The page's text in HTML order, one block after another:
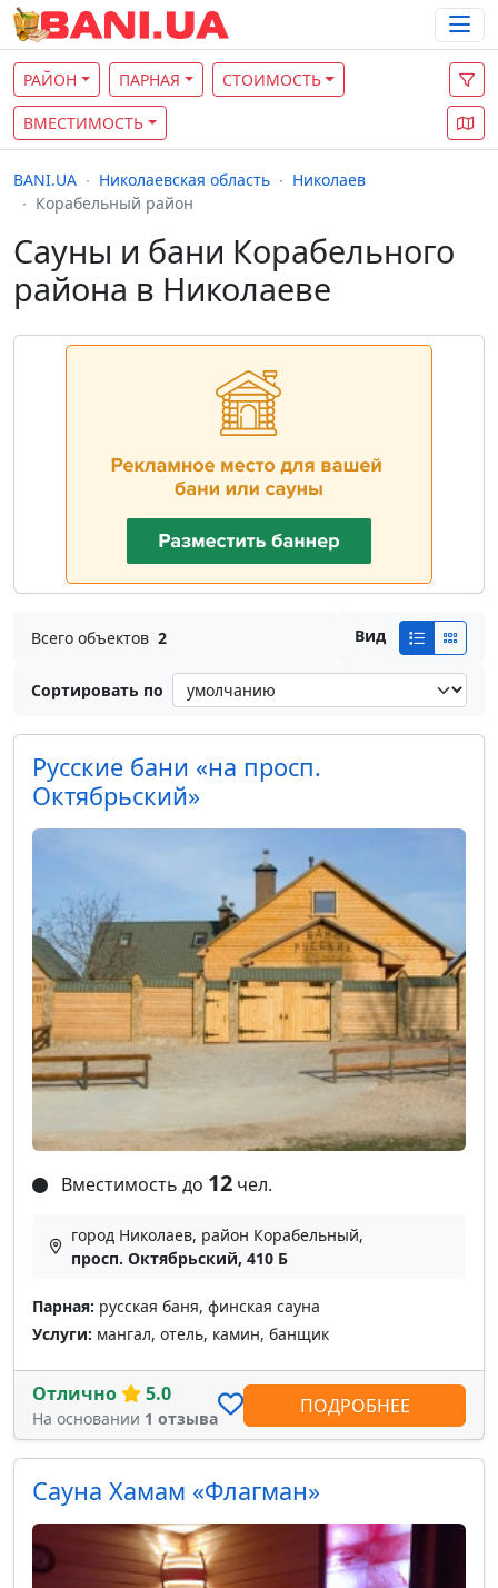
РАЙОН ПАРНАЯ СТОИМОСТЬ
ВМЕСТИМОСТЬ
BANI.UA Николаевская область
Николаев
Корабельный район
Сауны и бани Корабельного
района в Николаеве
Всего объектов 2 Вид
Сортировать по
Русские бани «на просп.
Октябрьский»
Вместимость до 12 чел.
город Николаев, район Корабельный,
просп. Октябрьский, 410 Б
Парная: русская баня, финская сауна
Услуги: мангал, отель, камин, банщик
Отлично 5.0
На основании 1 отзыва
ПОДРОБНЕЕ
Сауна Хамам «Флагман»